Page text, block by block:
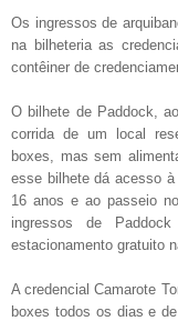
Os ingressos de
na bilheteria as
contêiner de
O bilhete de Paddock,
corrida de um local
boxes, mas sem
esse bilhete dá acesso
16 anos e ao passeio
ingressos de
estacionamento gratuito
A credencial Camarote
boxes todos os dias e